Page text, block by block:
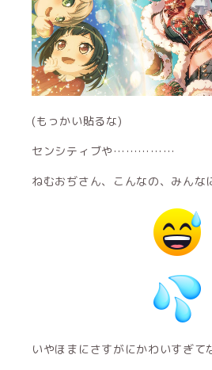
(もっかい貼るな)
センシティブや……………
ねむおぢさん、こんなの、みんな
いやほまにさすがにかわいすぎて